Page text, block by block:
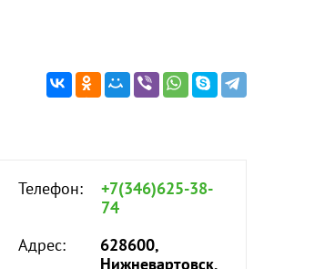
Телефон:
+7(346)625-38-
74
Адрес:
628600,
Нижневартовск,